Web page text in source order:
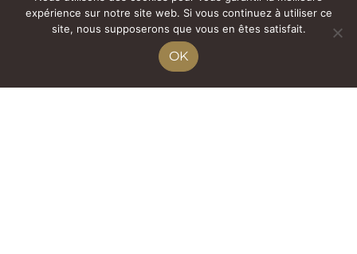
427 Chemin de Boujac
82370 CAMPSAS
05 63 30 17 79
Port. :06 81 28 11 03
expérience sur notre site web. Si vous continuez à utiliser ce
site, nous supposerons que vous en êtes satisfait.
OK